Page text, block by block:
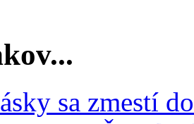
sa zmestí